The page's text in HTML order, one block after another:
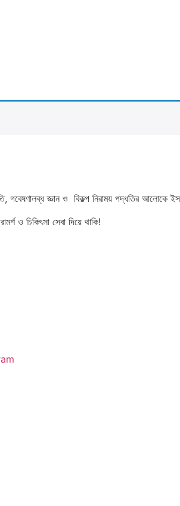
গবেষণালব্ধ জ্ঞান ও বিকল্প নিরাময় পদ্ধতির আলোকে
ও চিকিৎসা সেবা দিয়ে থাকি!